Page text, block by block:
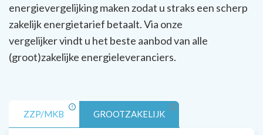
energievergelijking maken zodat u straks een scherp
zakelijk energietarief betaalt. Via onze
vergelijker vindt u het beste aanbod van alle
(groot)zakelijke energieleveranciers.
ZZP/MKB GROOTZAKELIJK